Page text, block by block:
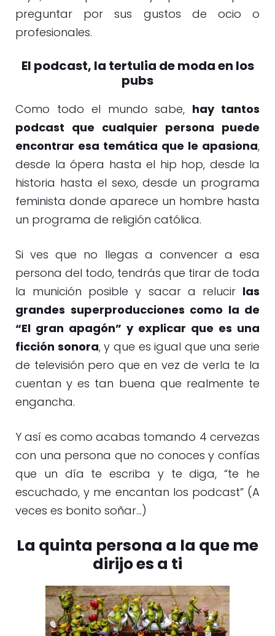
preguntar por sus gustos de ocio o
profesionales.
El podcast, la tertulia de moda en los
pubs
Como todo el mundo sabe, hay tantos
podcast que cualquier persona puede
encontrar esa temática que le apasiona,
desde la ópera hasta el hip hop, desde la
historia hasta el sexo, desde un programa
feminista donde aparece un hombre hasta
un programa de religión católica.
Si ves que no llegas a convencer a esa
persona del todo, tendrás que tirar de toda
la munición posible y sacar a relucir las
grandes superproducciones como la de
“El gran apagón” y explicar que es una
ficción sonora, y que es igual que una serie
de televisión pero que en vez de verla te la
cuentan y es tan buena que realmente te
engancha.
Y así es como acabas tomando 4 cervezas
con una persona que no conoces y confías
que un día te escriba y te diga, “te he
escuchado, y me encantan los podcast” (A
veces es bonito soñar…)
La quinta persona a la que me
dirijo es a ti